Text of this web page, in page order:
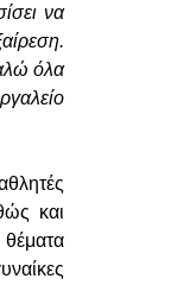
να
όλα
και
θέματα